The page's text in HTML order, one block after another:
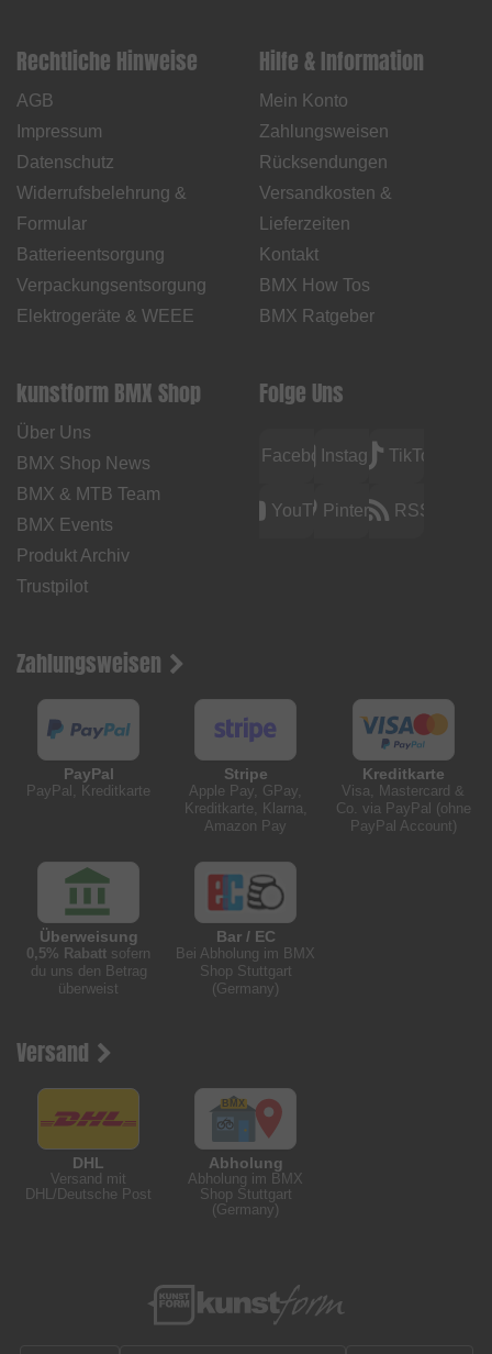
Rechtliche Hinweise
AGB
Impressum
Datenschutz
Widerrufsbelehrung &
Formular
Batterieentsorgung
Verpackungsentsorgung
Elektrogeräte & WEEE
Hilfe & Information
Mein Konto
Zahlungsweisen
Rücksendungen
Versandkosten &
Lieferzeiten
Kontakt
BMX How Tos
BMX Ratgeber
kunstform BMX Shop
Über Uns
BMX Shop News
BMX & MTB Team
BMX Events
Produkt Archiv
Trustpilot
Folge Uns
FacebookInstagramTikTok
YouTubePinterest RSS
Zahlungsweisen
PayPal
PayPal, Kreditkarte
Stripe
Apple Pay, GPay,
Kreditkarte, Klarna,
Amazon Pay
Kreditkarte
Visa, Mastercard &
Co. via PayPal (ohne
PayPal Account)
Überweisung
0,5% Rabatt sofern
du uns den Betrag
überweist
Bar / EC
Bei Abholung im BMX
Shop Stuttgart
(Germany)
Versand
DHL
Versand mit
DHL/Deutsche Post
Abholung
Abholung im BMX
Shop Stuttgart
(Germany)